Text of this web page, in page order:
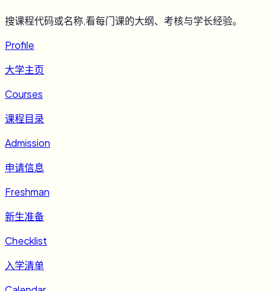
搜课程代码或名称,看每门课的大纲、考核与学长经验。
Profile
大学主页
Courses
课程目录
Admission
申请信息
Freshman
新生准备
Checklist
入学清单